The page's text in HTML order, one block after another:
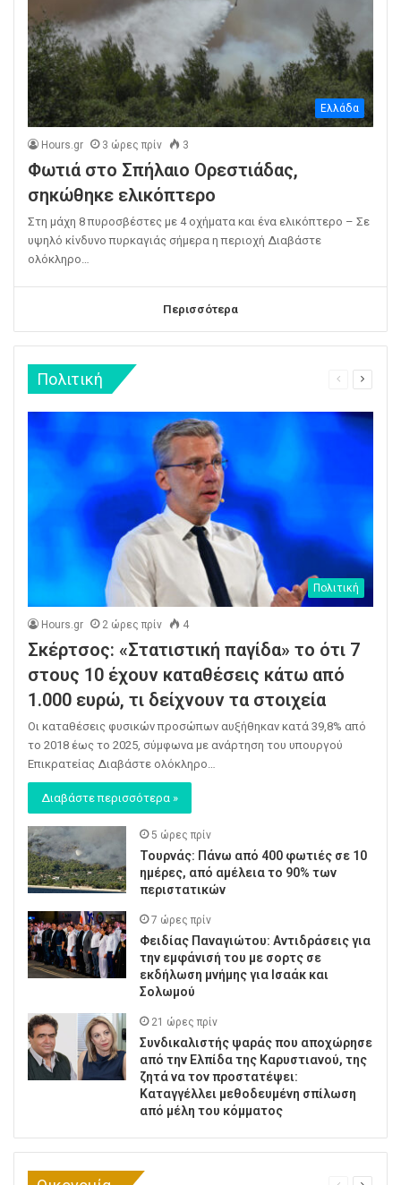
Ελλάδα
Hours.gr 3 ώρες πρίν 3
Φωτιά στο Σπήλαιο Ορεστιάδας,
σηκώθηκε ελικόπτερο
Στη μάχη 8 πυροσβέστες με 4 οχήματα και ένα ελικόπτερο – Σε
υψηλό κίνδυνο πυρκαγιάς σήμερα η περιοχή Διαβάστε
ολόκληρο…
Περισσότερα
Πολιτική
Πολιτική
Hours.gr 2 ώρες πρίν 4
Σκέρτσος: «Στατιστική παγίδα» το ότι 7
στους 10 έχουν καταθέσεις κάτω από
1.000 ευρώ, τι δείχνουν τα στοιχεία
Οι καταθέσεις φυσικών προσώπων αυξήθηκαν κατά 39,8% από
το 2018 έως το 2025, σύμφωνα με ανάρτηση του υπουργού
Επικρατείας Διαβάστε ολόκληρο…
Διαβάστε περισσότερα »
5 ώρες πρίν
Τουρνάς: Πάνω από 400 φωτιές σε 10
ημέρες, από αμέλεια το 90% των
περιστατικών
7 ώρες πρίν
Φειδίας Παναγιώτου: Αντιδράσεις για
την εμφάνισή του με σορτς σε
εκδήλωση μνήμης για Ισαάκ και
Σολωμού
21 ώρες πρίν
Συνδικαλιστής ψαράς που αποχώρησε
από την Ελπίδα της Καρυστιανού, της
ζητά να τον προστατέψει:
Καταγγέλλει μεθοδευμένη σπίλωση
από μέλη του κόμματος